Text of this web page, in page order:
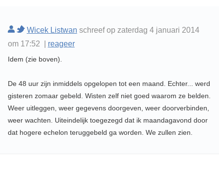
Wicek Listwan schreef op zaterdag 4 januari 2014
om 17:52 | reageer
Idem (zie boven).
De 48 uur zijn inmiddels opgelopen tot een maand. Echter... werd
gisteren zomaar gebeld. Wisten zelf niet goed waarom ze belden.
Weer uitleggen, weer gegevens doorgeven, weer doorverbinden,
weer wachten. Uiteindelijk toegezegd dat ik maandagavond door
dat hogere echelon teruggebeld ga worden. We zullen zien.